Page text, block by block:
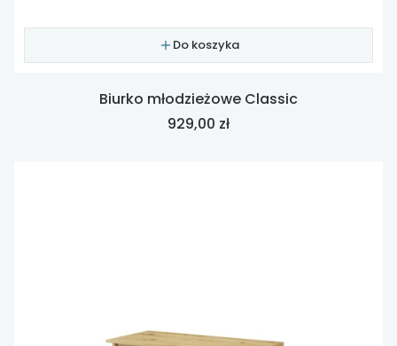
Do koszyka
Biurko młodzieżowe Classic
Cena
929,00 zł